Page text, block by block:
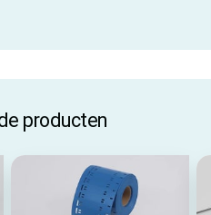
producten